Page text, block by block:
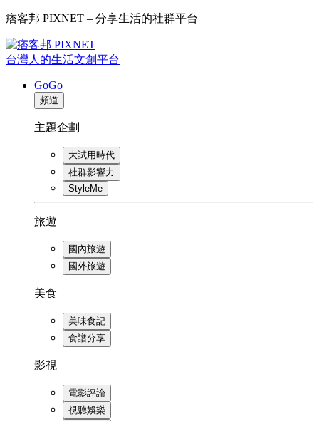
痞客邦 PIXNET – 分享生活的社群平台
台灣人的生活文創平台
GoGo+
頻道
主題企劃
大試用時代
社群影響力
StyleMe
旅遊
國內旅遊
國外旅遊
美食
美味食記
食譜分享
影視
電影評論
視聽娛樂